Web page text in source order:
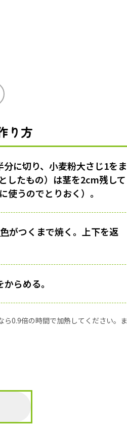
り方
に切り、小麦粉大さじ1をま
したもの）は茎を2cm残して
使うのでとりおく）。
がつくまで焼く。上下を返
らめる。
0.9倍の時間で加熱してください。ま